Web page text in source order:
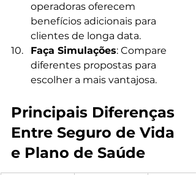
operadoras oferecem
benefícios adicionais para
clientes de longa data.
Faça Simulações: Compare
diferentes propostas para
escolher a mais vantajosa.
Principais Diferenças
Entre Seguro de Vida
e Plano de Saúde